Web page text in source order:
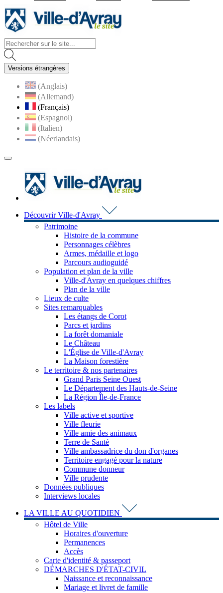
Versions étrangères
(Anglais)
(Allemand)
(Français)
(Espagnol)
(Italien)
(Néerlandais)
MENU
Découvrir Ville-d'Avray
Patrimoine
Histoire de la commune
Personnages célèbres
Armes, médaille et logo
Parcours audioguidé
Population et plan de la ville
Ville-d'Avray en quelques chiffres
Plan de la ville
Lieux de culte
Sites remarquables
Les étangs de Corot
Parcs et jardins
La forêt domaniale
Le Château
L'Église de Ville-d'Avray
La Maison forestière
Le territoire & nos partenaires
Grand Paris Seine Ouest
Le Département des Hauts-de-Seine
La Région Île-de-France
Les labels
Ville active et sportive
Ville fleurie
Ville amie des animaux
Terre de Santé
Ville ambassadrice du don d'organes
Territoire engagé pour la nature
Commune donneur
Ville prudente
Données publiques
Interviews locales
LA VILLE AU QUOTIDIEN
Hôtel de Ville
Horaires d'ouverture
Permanences
Accès
Carte d'identité & passeport
DÉMARCHES D'ÉTAT-CIVIL
Naissance et reconnaissance
Mariage et livret de famille